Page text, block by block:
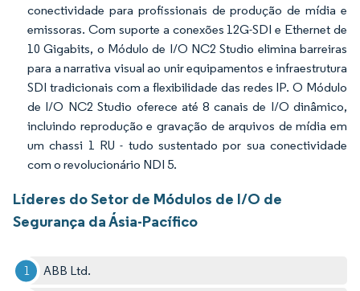
conectividade para profissionais de produção de mídia e
emissoras. Com suporte a conexões 12G-SDI e Ethernet de
10 Gigabits, o Módulo de I/O NC2 Studio elimina barreiras
para a narrativa visual ao unir equipamentos e infraestrutura
SDI tradicionais com a flexibilidade das redes IP. O Módulo
de I/O NC2 Studio oferece até 8 canais de I/O dinâmico,
incluindo reprodução e gravação de arquivos de mídia em
um chassi 1 RU - tudo sustentado por sua conectividade
com o revolucionário NDI 5.
Líderes do Setor de Módulos de I/O de
Segurança da Ásia-Pacífico
ABB Ltd.